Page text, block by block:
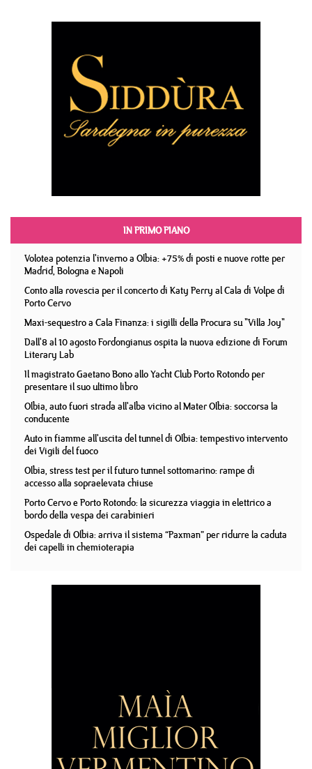
IN PRIMO PIANO
Volotea potenzia l'inverno a Olbia: +75% di posti e nuove rotte per
Madrid, Bologna e Napoli
Conto alla rovescia per il concerto di Katy Perry al Cala di Volpe di
Porto Cervo
Maxi-sequestro a Cala Finanza: i sigilli della Procura su "Villa Joy"
Dall'8 al 10 agosto Fordongianus ospita la nuova edizione di Forum
Literary Lab
Il magistrato Gaetano Bono allo Yacht Club Porto Rotondo per
presentare il suo ultimo libro
Olbia, auto fuori strada all'alba vicino al Mater Olbia: soccorsa la
conducente
Auto in fiamme all'uscita del tunnel di Olbia: tempestivo intervento
dei Vigili del fuoco
Olbia, stress test per il futuro tunnel sottomarino: rampe di
accesso alla sopraelevata chiuse
Porto Cervo e Porto Rotondo: la sicurezza viaggia in elettrico a
bordo della vespa dei carabinieri
Ospedale di Olbia: arriva il sistema “Paxman” per ridurre la caduta
dei capelli in chemioterapia